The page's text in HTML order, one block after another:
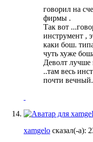
говорил на
фирмы .
Так вот
инструмент ,
каки бош.
чуть хуже
Деволт лучше
..там весь
почти вечный.
xamgelo сказал(-а):